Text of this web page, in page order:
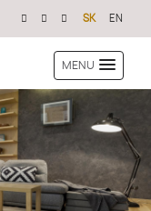
SK EN
MENU